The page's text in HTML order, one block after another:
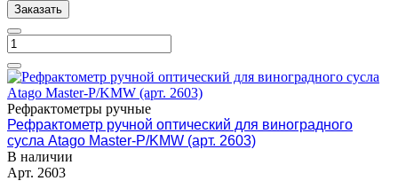
Заказать
Рефрактометры ручные
Рефрактометр ручной оптический для виноградного
сусла Atago Master-P/KMW (арт. 2603)
В наличии
Арт. 2603